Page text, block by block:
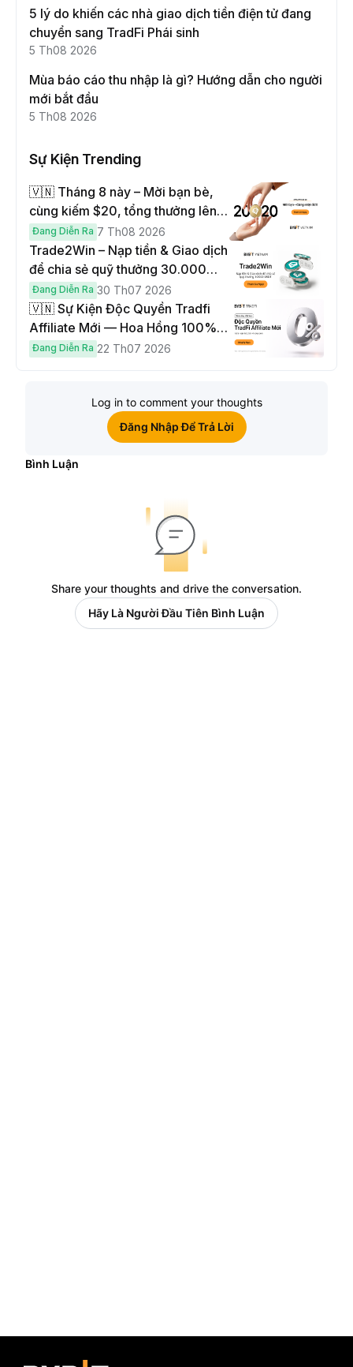
5 lý do khiến các nhà giao dịch tiền điện tử đang
chuyển sang TradFi Phái sinh
5 Th08 2026
Mùa báo cáo thu nhập là gì? Hướng dẫn cho người
mới bắt đầu
5 Th08 2026
Sự Kiện Trending
🇻🇳 Tháng 8 này – Mời bạn bè,
cùng kiếm $20, tổng thưởng lên
đến $1,000
Đang Diễn Ra 7 Th08 2026
Trade2Win – Nạp tiền & Giao dịch
để chia sẻ quỹ thưởng 30.000
USDT
Đang Diễn Ra 30 Th07 2026
🇻🇳 Sự Kiện Độc Quyền Tradfi
Affiliate Mới — Hoa Hồng 100% &
Hoàn Phí Qua Đêm
Đang Diễn Ra 22 Th07 2026
Log in to comment your thoughts
Đăng Nhập Để Trả Lời
Bình Luận
Share your thoughts and drive the conversation.
Hãy Là Người Đầu Tiên Bình Luận